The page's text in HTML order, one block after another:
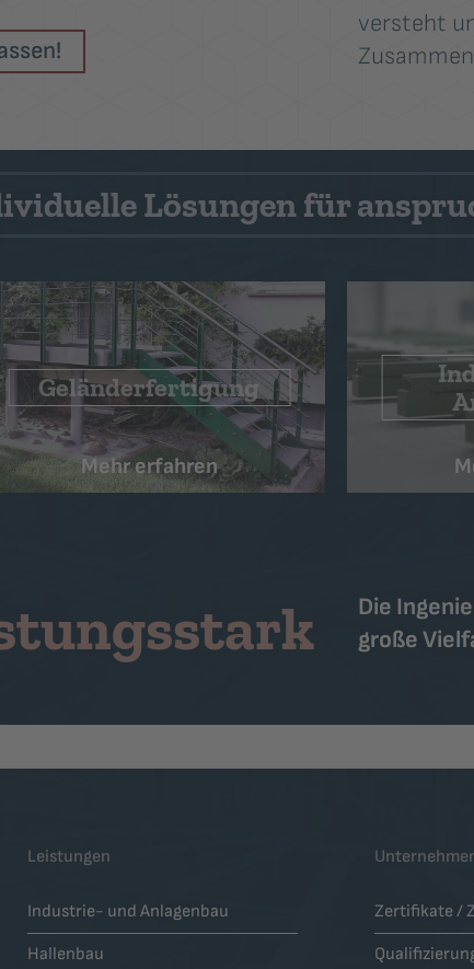
versteht
Lösungen für
Industrie- und
Anlagenbau
Mehr erfahren
Die
große
Leistungen
Industrie- und Anlagenbau
Hallenbau
Zertifikate /